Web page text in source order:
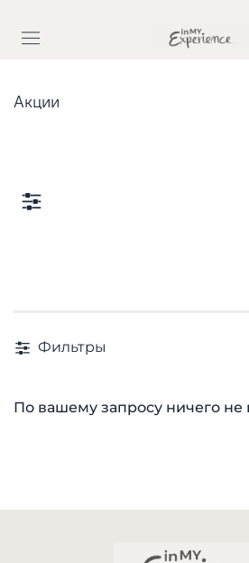
Акции
Фильтры
По вашему запросу ничего не